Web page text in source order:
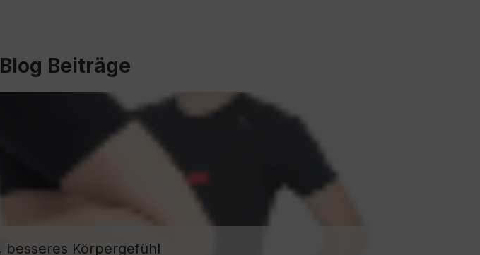
Beiträge
besseres Körpergefühl